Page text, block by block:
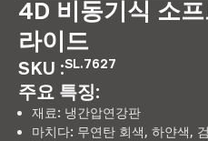
4D 비동기식 소
라이드
SKU :SL.7627
주요 특징:
재료: 냉간압연강판
마치다: 무연탄 회색, 하얀색,